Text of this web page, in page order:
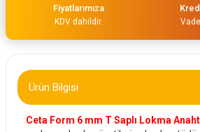
Fiyatlarımıza
KDV dahildir.
Ürün Bilgisi
Ceta Form 6 mm T Saplı Lokma